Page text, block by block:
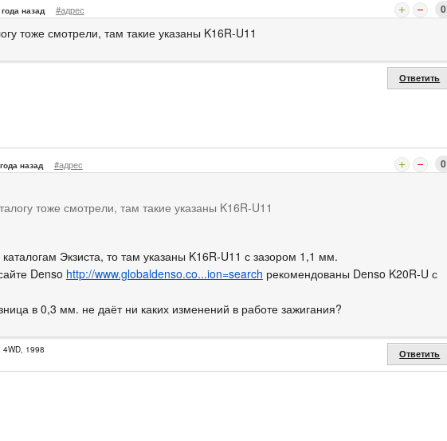
назад #адрес 0
тоже смотрели, там такие указаны K16R-U11
Ответить
назад #адрес 0
тоже смотрели, там такие указаны K16R-U11
Экзиста, то там указаны K16R-U11 с зазором 1,1 мм.
Denso http://www.globaldenso.co...ion=search рекомендованы Denso K20R-U с
в 0,3 мм. не даёт ни каких изменений в работе зажигания?
4WD, 1998 Ответить